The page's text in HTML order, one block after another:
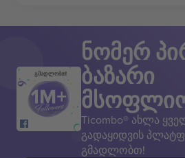
გმადლობთ!
ნომერ
ბაზარი
Ticombo® ახლა
გადაყიდვის
გმადლობთ!